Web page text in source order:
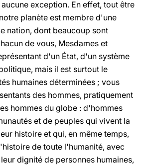
exception. En effet, tout être
planète est membre d'une
nation, dont beaucoup sont
de vous, Mesdames et
d'un État, d'un système
mais il est surtout le
humaines déterminées ; vous
des hommes, pratiquement
hommes du globe : d'hommes
et de peuples qui vivent la
histoire et qui, en même temps,
de toute l'humanité, avec
dignité de personnes humaines,